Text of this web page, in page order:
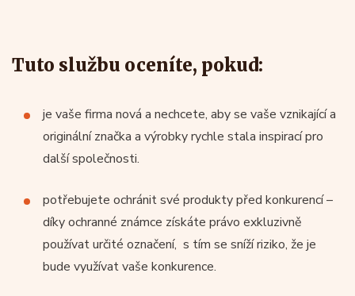
Tuto službu oceníte, pokud:
je vaše firma nová a nechcete, aby se vaše vznikající a
originální značka a výrobky rychle stala inspirací pro
další společnosti.
potřebujete ochránit své produkty před konkurencí –
díky ochranné známce získáte právo exkluzivně
používat určité označení, s tím se sníží riziko, že je
bude využívat vaše konkurence.